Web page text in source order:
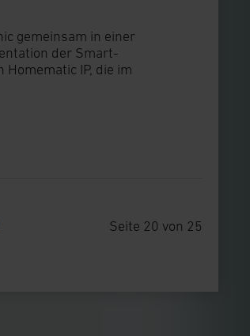
gemeinsam in einer
der Smart-
IP, die im
Seite 20 von 25